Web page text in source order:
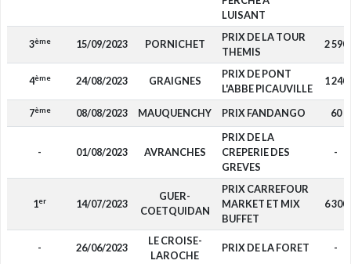
LUISANT
3ème 15/09/2023 PORNICHET
PRIX DE LA TOUR
THEMIS
2 590
4ème 24/08/2023 GRAIGNES
PRIX DE PONT
L'ABBE PICAUVILLE
1 240
7ème 08/08/2023 MAUQUENCHY PRIX FANDANGO 60
- 01/08/2023 AVRANCHES
PRIX DE LA
CREPERIE DES
GREVES
-
1er 14/07/2023
GUER-
COETQUIDAN
PRIX CARREFOUR
MARKET ET MIX
BUFFET
6 300
- 26/06/2023
LE CROISE-
LAROCHE
PRIX DE LA FORET -